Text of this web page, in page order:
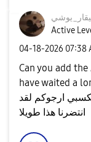
Active
‎04-18-2026 07:38
Can you add
have waited a
ارجوكم لقد